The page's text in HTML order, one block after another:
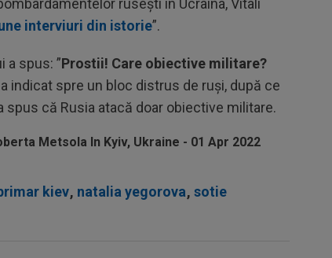
interviuri din istorie”.
a spus: ”Prostii! Care obiective militare?
a indicat spre un bloc distrus de ruși, după ce
că Rusia atacă doar obiective militare.
kiev, natalia yegorova, sotie